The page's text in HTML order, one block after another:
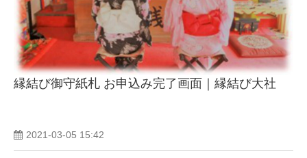
縁結び御守紙札 お申込み完了画面｜縁結び大社
2021-03-05 15:42